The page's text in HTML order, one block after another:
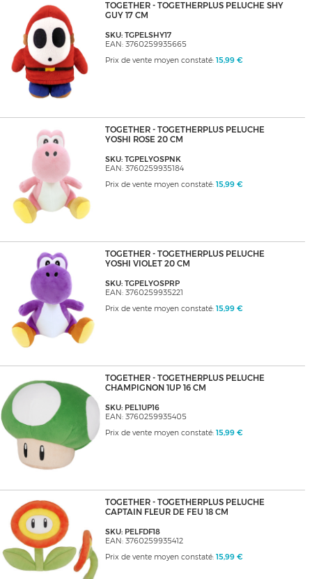
TOGETHER - TOGETHERPLUS PELUCHE SHY
GUY 17 CM
SKU: TGPELSHY17
EAN: 3760259935665
Prix de vente moyen constaté: 15,99 €
TOGETHER - TOGETHERPLUS PELUCHE
YOSHI ROSE 20 CM
SKU: TGPELYOSPNK
EAN: 3760259935184
Prix de vente moyen constaté: 15,99 €
TOGETHER - TOGETHERPLUS PELUCHE
YOSHI VIOLET 20 CM
SKU: TGPELYOSPRP
EAN: 3760259935221
Prix de vente moyen constaté: 15,99 €
TOGETHER - TOGETHERPLUS PELUCHE
CHAMPIGNON 1UP 16 CM
SKU: PEL1UP16
EAN: 3760259935405
Prix de vente moyen constaté: 15,99 €
TOGETHER - TOGETHERPLUS PELUCHE
CAPTAIN FLEUR DE FEU 18 CM
SKU: PELFDF18
EAN: 3760259935412
Prix de vente moyen constaté: 15,99 €